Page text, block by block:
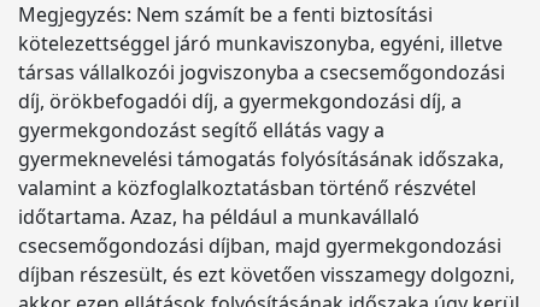
Megjegyzés: Nem számít be a fenti biztosítási
kötelezettséggel járó munkaviszonyba, egyéni, illetve
társas vállalkozói jogviszonyba a csecsemőgondozási
díj, örökbefogadói díj, a gyermekgondozási díj, a
gyermekgondozást segítő ellátás vagy a
gyermeknevelési támogatás folyósításának időszaka,
valamint a közfoglalkoztatásban történő részvétel
időtartama. Azaz, ha például a munkavállaló
csecsemőgondozási díjban, majd gyermekgondozási
díjban részesült, és ezt követően visszamegy dolgozni,